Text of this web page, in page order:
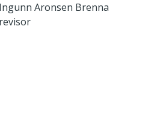
Ingunn Aronsen Brenna
revisor